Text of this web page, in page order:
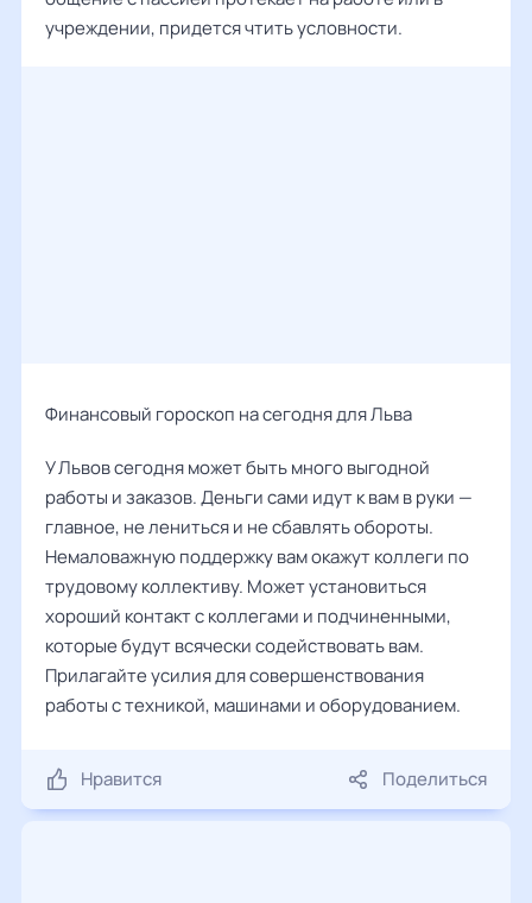
учреждении, придется чтить условности.
Финансовый гороскоп на сегодня для Льва
У Львов сегодня может быть много выгодной
работы и заказов. Деньги сами идут к вам в руки —
главное, не лениться и не сбавлять обороты.
Немаловажную поддержку вам окажут коллеги по
трудовому коллективу. Может установиться
хороший контакт с коллегами и подчиненными,
которые будут всячески содействовать вам.
Прилагайте усилия для совершенствования
работы с техникой, машинами и оборудованием.
Нравится Поделиться